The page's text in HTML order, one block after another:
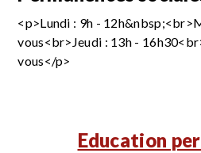
<p>Lundi : 9h -
vous<br>Jeudi : 13h -
vous</p>
Education